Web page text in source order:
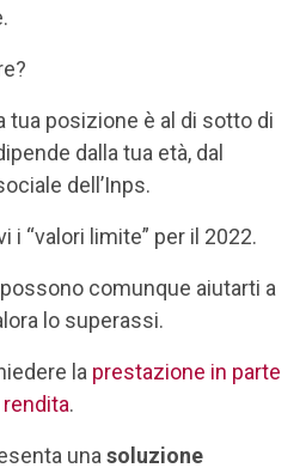
.
tua posizione è al di sotto di
dalla tua età, dal
dell’Inps.
i “valori limite” per il 2022.
comunque aiutarti a
lo superassi.
la prestazione in parte
rendita.
unasoluzione